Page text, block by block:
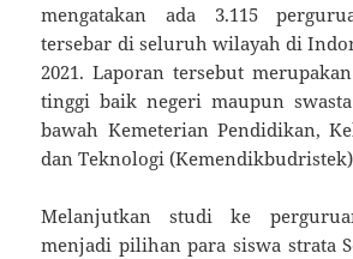
mengatakan ada 3.115
tersebar di seluruh wilayah di
2021. Laporan tersebut
tinggi baik negeri maupun
bawah Kemeterian Pendidikan,
dan Teknologi
Melanjutkan studi ke
menjadi pilihan para siswa strata